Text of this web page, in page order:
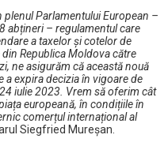
Parlamentului European –
abțineri – regulamentul care
a taxelor și cotelor de
Republica Moldova către
ne asigurăm că această nouă
a expira decizia în vigoare de
iulie 2023. Vrem să oferim cât
europeană, în condițiile în
comerțul internațional al
Siegfried Mureșan.